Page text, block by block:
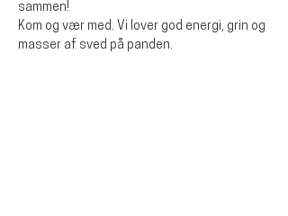
sammen!
Kom og vær med. Vi lover god energi, grin og
masser af sved på panden.